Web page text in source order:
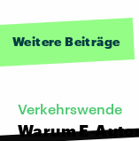
Weitere Beiträge
Verkehrswende
Warum E-